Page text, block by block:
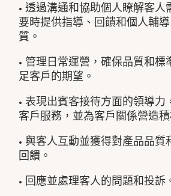
• 透過溝通和協助個人瞭解客人
要時提供指導、回饋和個人輔
質。
• 管理日常運營，確保品質和標
足客戶的期望。
• 表現出賓客接待方面的領導力
客戶服務，並為客戶關係營造積
• 與客人互動並獲得對產品品質
回饋。
• 回應並處理客人的問題和投訴